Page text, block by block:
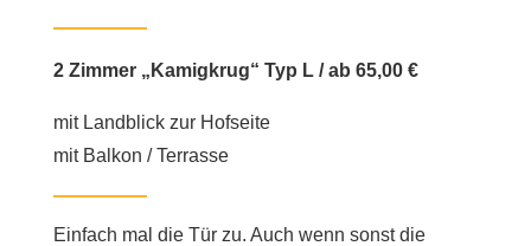
2 Zimmer „Kamigkrug“ Typ L /ab 65,00 €
mit Landblick zur Hofseite
mit Balkon / Terrasse
Einfach mal die Tür zu. Auch wenn sonst die